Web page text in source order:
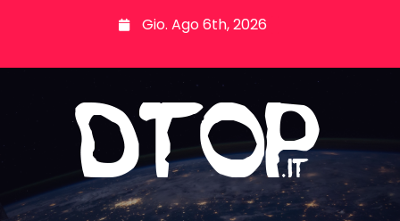
n
Gio. Ago 6th, 2026